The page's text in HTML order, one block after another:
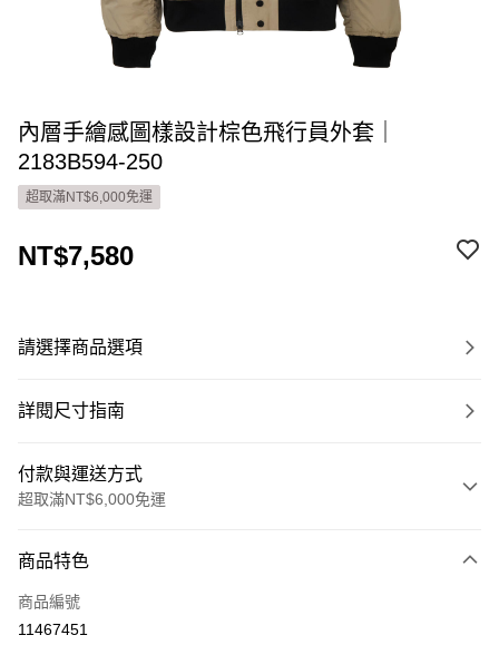
內層手繪感圖樣設計棕色飛行員外套｜
2183B594-250
超取滿NT$6,000免運
NT$7,580
請選擇商品選項
詳閱尺寸指南
付款與運送方式
超取滿NT$6,000免運
信用卡一次付款
超商取貨付款
商品特色
商品編號
11467451